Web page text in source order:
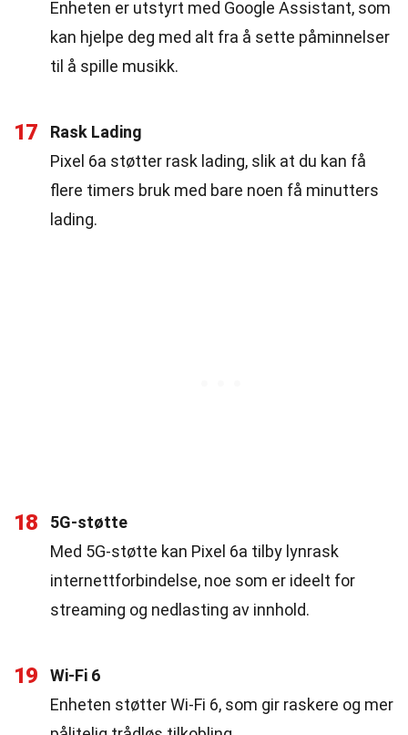
Enheten er utstyrt med Google Assistant, som
kan hjelpe deg med alt fra å sette påminnelser
til å spille musikk.
17
Rask Lading
Pixel 6a støtter rask lading, slik at du kan få
flere timers bruk med bare noen få minutters
lading.
18
5G-støtte
Med 5G-støtte kan Pixel 6a tilby lynrask
internettforbindelse, noe som er ideelt for
streaming og nedlasting av innhold.
19
Wi-Fi 6
Enheten støtter Wi-Fi 6, som gir raskere og mer